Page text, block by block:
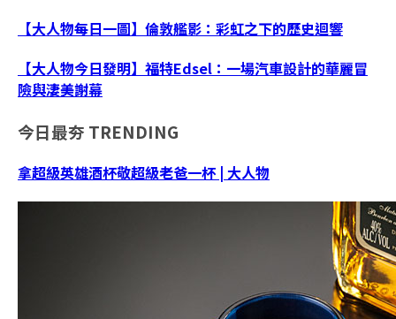
【大人物每日一圖】倫敦艦影：彩虹之下的歷史迴響
【大人物今日發明】福特Edsel：一場汽車設計的華麗冒
險與淒美謝幕
今日最夯 TRENDING
拿超級英雄酒杯敬超級老爸一杯 | 大人物